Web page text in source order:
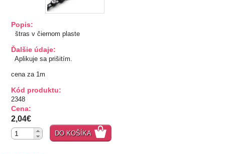
TIPY NA DARČEKY
Aplikácie
Bižutérny kútik
Burda strihy
Dekorácie
Popis:
štras v čiernom plaste
Ďalšie údaje:
Aplikuje sa prišitím.
cena za 1m
Kód produktu:
2348
Cena:
2,04€
DO KOŠÍKA